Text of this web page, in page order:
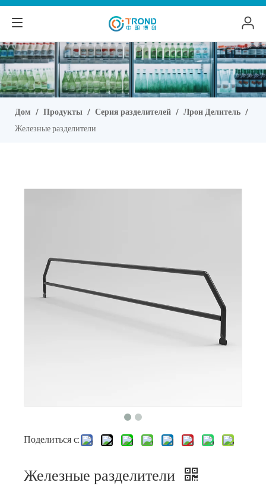
Дом / Продукты / Серия разделителей / Лрон Делитель /
Железные разделители
Поделиться с:
Железные разделители